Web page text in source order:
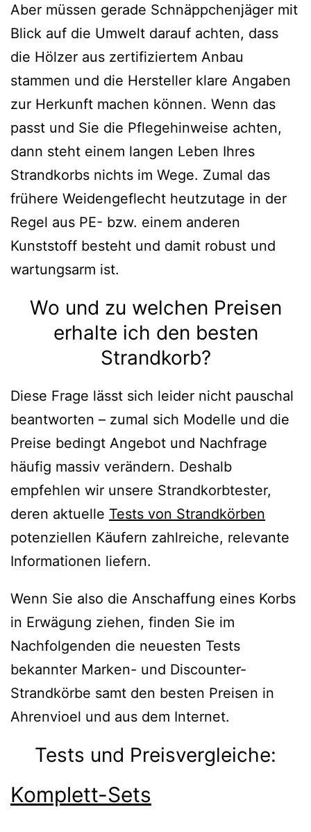
Aber müssen gerade Schnäppchenjäger mit
Blick auf die Umwelt darauf achten, dass
die Hölzer aus zertifiziertem Anbau
stammen und die Hersteller klare Angaben
zur Herkunft machen können. Wenn das
passt und Sie die Pflegehinweise achten,
dann steht einem langen Leben Ihres
Strandkorbs nichts im Wege. Zumal das
frühere Weidengeflecht heutzutage in der
Regel aus PE- bzw. einem anderen
Kunststoff besteht und damit robust und
wartungsarm ist.
Wo und zu welchen Preisen
erhalte ich den besten
Strandkorb?
Diese Frage lässt sich leider nicht pauschal
beantworten – zumal sich Modelle und die
Preise bedingt Angebot und Nachfrage
häufig massiv verändern. Deshalb
empfehlen wir unsere Strandkorbtester,
deren aktuelle Tests von Strandkörben
potenziellen Käufern zahlreiche, relevante
Informationen liefern.
Wenn Sie also die Anschaffung eines Korbs
in Erwägung ziehen, finden Sie im
Nachfolgenden die neuesten Tests
bekannter Marken- und Discounter-
Strandkörbe samt den besten Preisen in
Ahrenvioel und aus dem Internet.
Tests und Preisvergleiche:
Komplett-Sets